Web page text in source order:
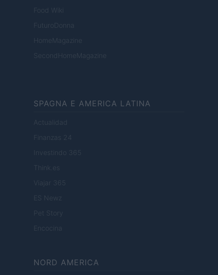
Food Wiki
FuturoDonna
HomeMagazine
SecondHomeMagazine
SPAGNA E AMERICA LATINA
Actualidad
Finanzas 24
Investindo 365
Think.es
Viajar 365
ES Newz
Pet Story
Encocina
NORD AMERICA